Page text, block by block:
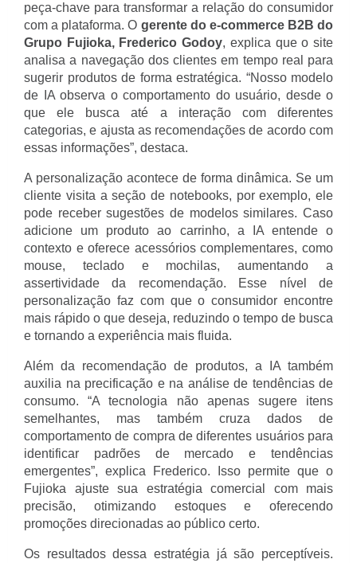
peça-chave para transformar a relação do consumidor
com a plataforma. O gerente do e-commerce B2B do
Grupo Fujioka, Frederico Godoy, explica que o site
analisa a navegação dos clientes em tempo real para
sugerir produtos de forma estratégica. “Nosso modelo
de IA observa o comportamento do usuário, desde o
que ele busca até a interação com diferentes
categorias, e ajusta as recomendações de acordo com
essas informações”, destaca.
A personalização acontece de forma dinâmica. Se um
cliente visita a seção de notebooks, por exemplo, ele
pode receber sugestões de modelos similares. Caso
adicione um produto ao carrinho, a IA entende o
contexto e oferece acessórios complementares, como
mouse, teclado e mochilas, aumentando a
assertividade da recomendação. Esse nível de
personalização faz com que o consumidor encontre
mais rápido o que deseja, reduzindo o tempo de busca
e tornando a experiência mais fluida.
Além da recomendação de produtos, a IA também
auxilia na precificação e na análise de tendências de
consumo. “A tecnologia não apenas sugere itens
semelhantes, mas também cruza dados de
comportamento de compra de diferentes usuários para
identificar padrões de mercado e tendências
emergentes”, explica Frederico. Isso permite que o
Fujioka ajuste sua estratégia comercial com mais
precisão, otimizando estoques e oferecendo
promoções direcionadas ao público certo.
Os resultados dessa estratégia já são perceptíveis.